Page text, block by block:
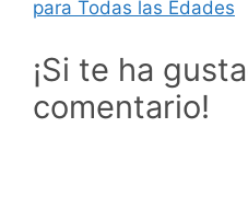
para Todas las Edades
¡Si te ha
comentario!